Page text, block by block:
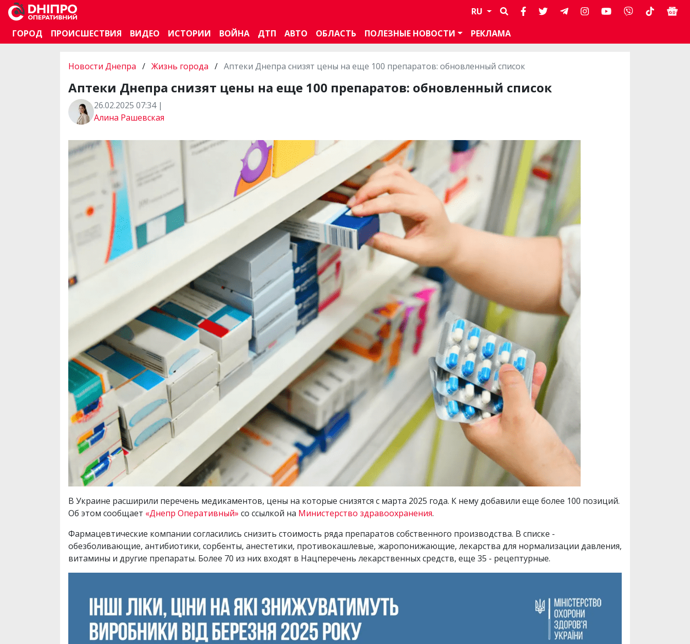
RU
ГОРОД
ПРОИСШЕСТВИЯ ВИДЕО ИСТОРИИ ВОЙНА ДТП АВТО ОБЛАСТЬ ПОЛЕЗНЫЕ НОВОСТИ РЕКЛАМА
Новости Днепра / Жизнь города / Аптеки Днепра снизят цены на еще 100 препаратов: обновленный список
Аптеки Днепра снизят цены на еще 100 препаратов: обновленный список
26.02.2025 07:34 |
Алина Рашевская
В Украине расширили перечень медикаментов, цены на которые снизятся с марта 2025 года. К нему добавили еще более 100 позиций.
Об этом сообщает «Днепр Оперативный» со ссылкой на Министерство здравоохранения.
Фармацевтические компании согласились снизить стоимость ряда препаратов собственного производства. В списке -
обезболивающие, антибиотики, сорбенты, анестетики, противокашлевые, жаропонижающие, лекарства для нормализации давления,
витамины и другие препараты. Более 70 из них входят в Нацперечень лекарственных средств, еще 35 - рецептурные.